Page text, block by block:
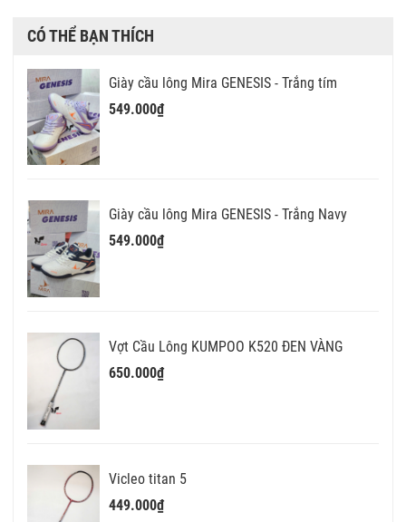
CÓ THỂ BẠN THÍCH
Giày cầu lông Mira GENESIS - Trắng tím
549.000₫
Giày cầu lông Mira GENESIS - Trắng Navy
549.000₫
Vợt Cầu Lông KUMPOO K520 ĐEN VÀNG
650.000₫
Vicleo titan 5
449.000₫